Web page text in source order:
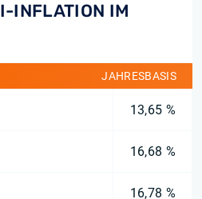
INFLATION IM
JAHRESBASIS
13,65 %
16,68 %
16,78 %